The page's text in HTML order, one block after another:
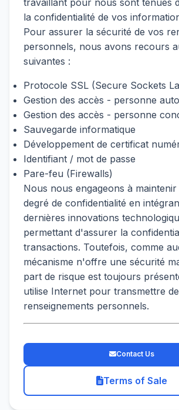
travaillant pour nous sont tenues
la confidentialité de vos
Pour assurer la sécurité de vos
personnels, nous avons recours
suivantes :
Protocole SSL (Secure Sockets
Gestion des accès - personne
Gestion des accès - personne
Sauvegarde informatique
Développement de certificat
Identifiant / mot de passe
Pare-feu (Firewalls)
Nous nous engageons à
degré de confidentialité en
dernières innovations
permettant d'assurer la
transactions. Toutefois, comme
mécanisme n'offre une sécurité
part de risque est toujours
utilise Internet pour transmettre
renseignements personnels.
Contact Us
Terms of Sale